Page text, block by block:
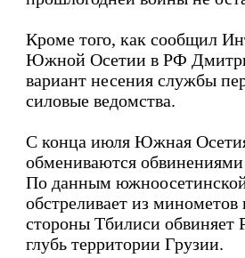
Кроме того, как сообщил
Южной Осетии в РФ
вариант несения службы
силовые ведомства.
С конца июля Южная
обмениваются
По данным
обстреливает из
стороны Тбилиси обвиняет
глубь территории Грузии.